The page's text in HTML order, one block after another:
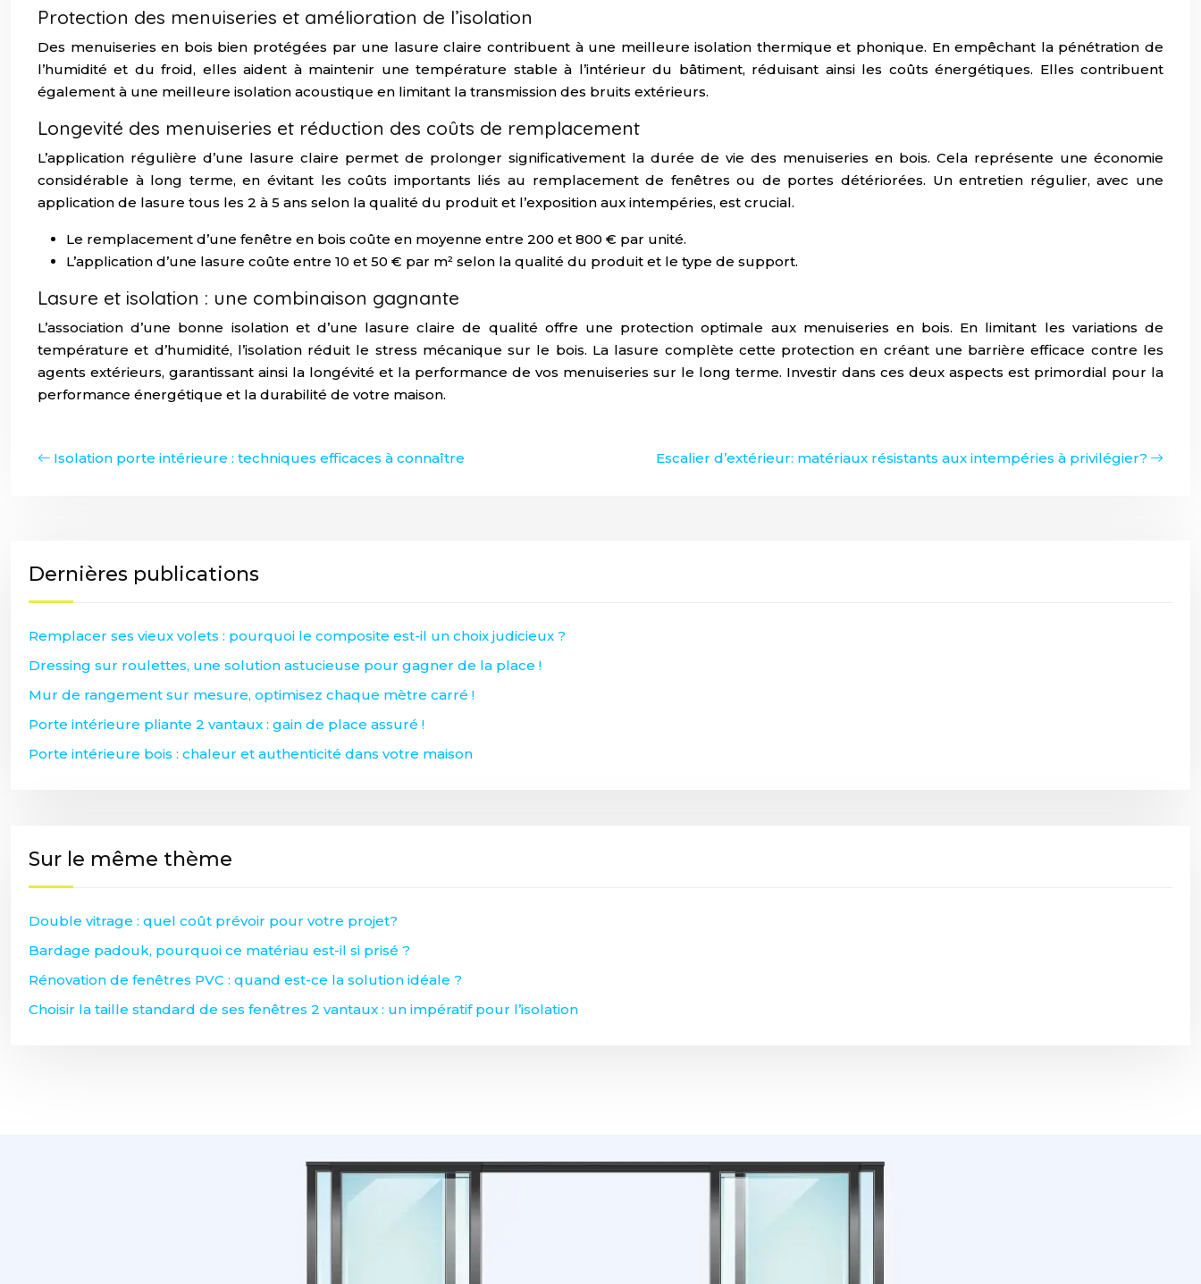
Protection des menuiseries et amélioration de l’isolation
Des menuiseries en bois bien protégées par une lasure claire contribuent à une meilleure isolation thermique et phonique. En empêchant la pénétration de
l’humidité et du froid, elles aident à maintenir une température stable à l’intérieur du bâtiment, réduisant ainsi les coûts énergétiques. Elles contribuent
également à une meilleure isolation acoustique en limitant la transmission des bruits extérieurs.
Longevité des menuiseries et réduction des coûts de remplacement
L’application régulière d’une lasure claire permet de prolonger significativement la durée de vie des menuiseries en bois. Cela représente une économie
considérable à long terme, en évitant les coûts importants liés au remplacement de fenêtres ou de portes détériorées. Un entretien régulier, avec une
application de lasure tous les 2 à 5 ans selon la qualité du produit et l’exposition aux intempéries, est crucial.
Le remplacement d’une fenêtre en bois coûte en moyenne entre 200 et 800 € par unité.
L’application d’une lasure coûte entre 10 et 50 € par m² selon la qualité du produit et le type de support.
Lasure et isolation : une combinaison gagnante
L’association d’une bonne isolation et d’une lasure claire de qualité offre une protection optimale aux menuiseries en bois. En limitant les variations de
température et d’humidité, l’isolation réduit le stress mécanique sur le bois. La lasure complète cette protection en créant une barrière efficace contre les
agents extérieurs, garantissant ainsi la longévité et la performance de vos menuiseries sur le long terme. Investir dans ces deux aspects est primordial pour la
performance énergétique et la durabilité de votre maison.
Isolation porte intérieure : techniques efficaces à connaître Escalier d’extérieur: matériaux résistants aux intempéries à privilégier?
Dernières publications
Remplacer ses vieux volets : pourquoi le composite est-il un choix judicieux ?
Dressing sur roulettes, une solution astucieuse pour gagner de la place !
Mur de rangement sur mesure, optimisez chaque mètre carré !
Porte intérieure pliante 2 vantaux : gain de place assuré !
Porte intérieure bois : chaleur et authenticité dans votre maison
Sur le même thème
Double vitrage : quel coût prévoir pour votre projet?
Bardage padouk, pourquoi ce matériau est-il si prisé ?
Rénovation de fenêtres PVC : quand est-ce la solution idéale ?
Choisir la taille standard de ses fenêtres 2 vantaux : un impératif pour l’isolation